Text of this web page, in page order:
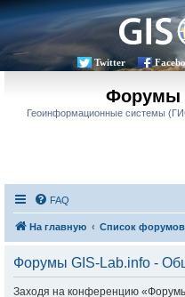
Twitter
Форумы
Геоинформационные системы
FAQ
На главную Список форумов
Форумы GIS-Lab.info -
Заходя на конференцию